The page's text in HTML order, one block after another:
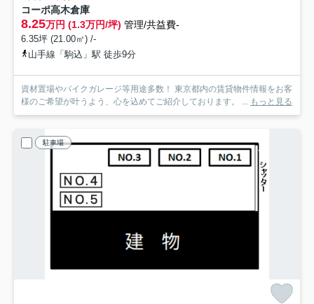
コーポ高木倉庫
8.25万円 (1.3万円/坪) 管理/共益費-
6.35坪 (21.00㎡) /-
山手線「駒込」駅 徒歩9分
資材置場やバイクガレージ等用途多数！ 東京都内の賃貸物件情報をお客
様のご希望が叶うよう、心を込めてご紹介しております。 ... もっと見る
駐車場